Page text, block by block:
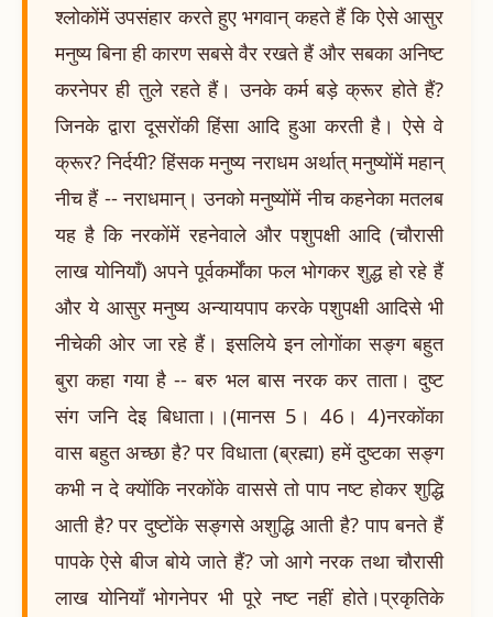
श्लोकोंमें उपसंहार करते हुए भगवान् कहते हैं कि ऐसे आसुर
मनुष्य बिना ही कारण सबसे वैर रखते हैं और सबका अनिष्ट
करनेपर ही तुले रहते हैं। उनके कर्म बड़े क्रूर होते हैं?
जिनके द्वारा दूसरोंकी हिंसा आदि हुआ करती है। ऐसे वे
क्रूर? निर्दयी? हिंसक मनुष्य नराधम अर्थात् मनुष्योंमें महान्
नीच हैं -- नराधमान्। उनको मनुष्योंमें नीच कहनेका मतलब
यह है कि नरकोंमें रहनेवाले और पशुपक्षी आदि (चौरासी
लाख योनियाँ) अपने पूर्वकर्मोंका फल भोगकर शुद्ध हो रहे हैं
और ये आसुर मनुष्य अन्यायपाप करके पशुपक्षी आदिसे भी
नीचेकी ओर जा रहे हैं। इसलिये इन लोगोंका सङ्ग बहुत
बुरा कहा गया है -- बरु भल बास नरक कर ताता। दुष्ट
संग जनि देइ बिधाता।।(मानस 5। 46। 4)नरकोंका
वास बहुत अच्छा है? पर विधाता (ब्रह्मा) हमें दुष्टका सङ्ग
कभी न दे क्योंकि नरकोंके वाससे तो पाप नष्ट होकर शुद्धि
आती है? पर दुष्टोंके सङ्गसे अशुद्धि आती है? पाप बनते हैं
पापके ऐसे बीज बोये जाते हैं? जो आगे नरक तथा चौरासी
लाख योनियाँ भोगनेपर भी पूरे नष्ट नहीं होते।प्रकृतिके